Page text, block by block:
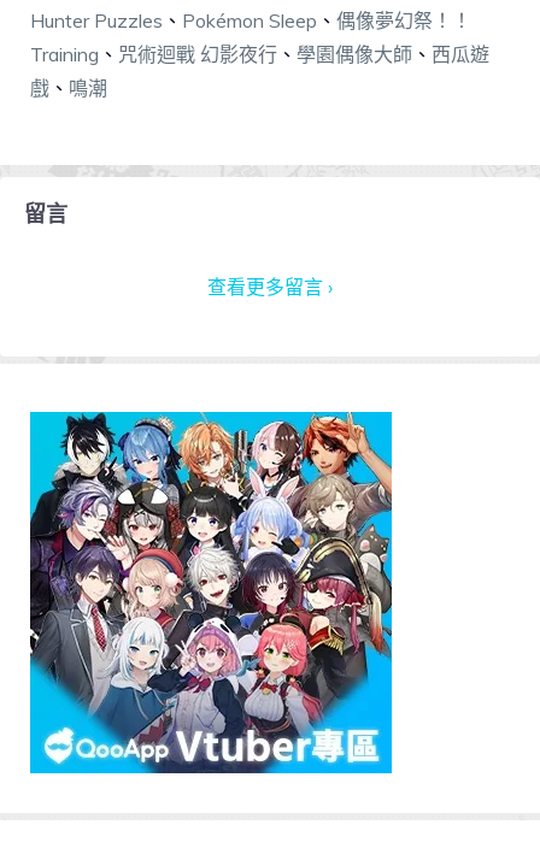
Hunter Puzzles 、 Pokémon Sleep 、 偶像夢幻祭！！
Training 、 咒術迴戰 幻影夜行 、 學園偶像大師 、 西瓜遊
戲 、 鳴潮
留言
查看更多留言 ›